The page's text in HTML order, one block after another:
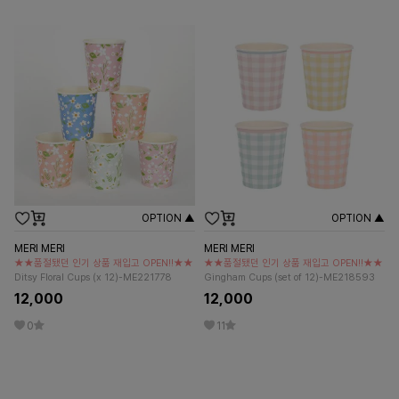
OPTION ▲
MERI MERI
★★품절됐던 인기 상품 재입고 OPEN!!★★
Ditsy Floral Cups (x 12)-ME221778
12,000
0
OPTION ▲
MERI MERI
★★품절됐던 인기 상품 재입고 OPEN!!★★
Gingham Cups (set of 12)-ME218593
12,000
11